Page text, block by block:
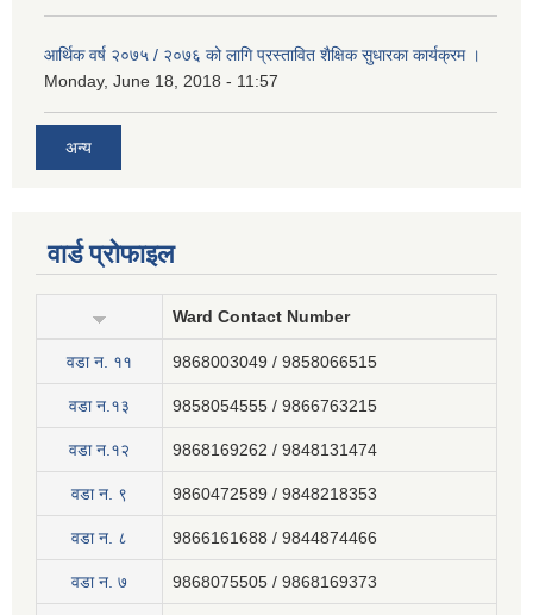
आर्थिक वर्ष २०७५ / २०७६ को लागि प्रस्तावित शैक्षिक सुधारका कार्यक्रम ।
Monday, June 18, 2018 - 11:57
अन्य
वार्ड प्रोफाइल
Ward Contact Number
वडा न‍. ११ 9868003049 / 9858066515
वडा न.१३ 9858054555 / 9866763215
वडा न.१२ 9868169262 / 9848131474
वडा न. ९ 9860472589 / 9848218353
वडा न. ८ 9866161688 / 9844874466
वडा न. ७ 9868075505 / 9868169373